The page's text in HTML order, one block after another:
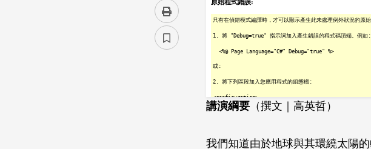
講演綱要 （撰文｜高英哲）
我們知道由於地球與其環繞太陽